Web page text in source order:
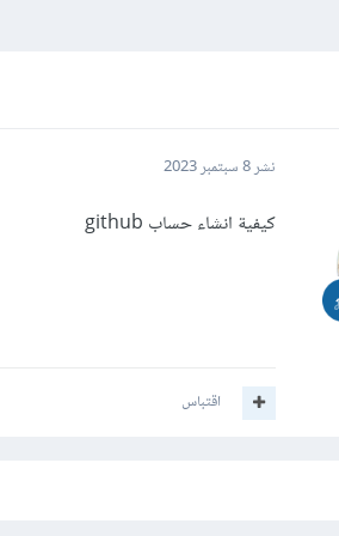
نشر8 سبتمبر 2023
كيفية انشاء حساب github
اقتباس